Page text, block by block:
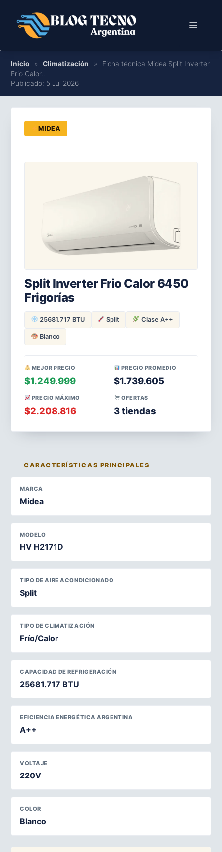
contenido
Menú
Inicio » Climatización »
Ficha técnica Midea Split Inverter
Frio Calor…
Publicado: 5 Jul 2026
MIDEA
Split Inverter Frio Calor 6450
Frigorías
25681.717 BTU Split Clase A++
Blanco
MEJOR PRECIO
$1.249.999
PRECIO PROMEDIO
$1.739.605
PRECIO MÁXIMO
$2.208.816
OFERTAS
3 tiendas
CARACTERÍSTICAS PRINCIPALES
MARCA
Midea
MODELO
HV H2171D
TIPO DE AIRE ACONDICIONADO
Split
TIPO DE CLIMATIZACIÓN
Frío/Calor
CAPACIDAD DE REFRIGERACIÓN
25681.717 BTU
EFICIENCIA ENERGÉTICA ARGENTINA
A++
VOLTAJE
220V
COLOR
Blanco